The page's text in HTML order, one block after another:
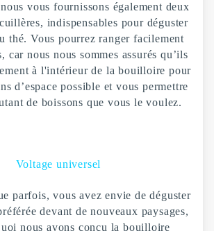
vous fournissons également deux
indispensables pour déguster
thé. Vous pourrez ranger facilement
car nous nous sommes assurés qu’ils
à l'intérieur de la bouilloire pour
d’espace possible et vous permettre
de boissons que vous le voulez.
Voltage universel
parfois, vous avez envie de déguster
devant de nouveaux paysages,
nous avons conçu la bouilloire